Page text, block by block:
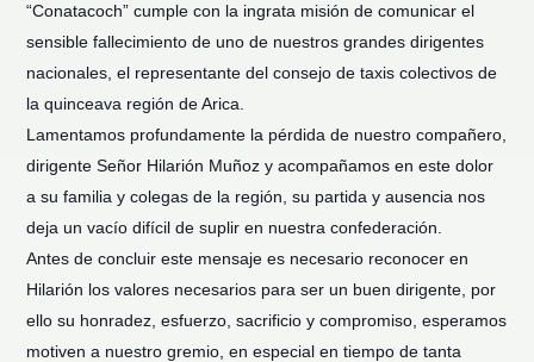
“Conatacoch” cumple con la ingrata misión de comunicar el
sensible fallecimiento de uno de nuestros grandes dirigentes
nacionales, el representante del consejo de taxis colectivos de
la quinceava región de Arica.
Lamentamos profundamente la pérdida de nuestro compañero,
dirigente Señor Hilarión Muñoz y acompañamos en este dolor
a su familia y colegas de la región, su partida y ausencia nos
deja un vacío difícil de suplir en nuestra confederación.
Antes de concluir este mensaje es necesario reconocer en
Hilarión los valores necesarios para ser un buen dirigente, por
ello su honradez, esfuerzo, sacrificio y compromiso, esperamos
motiven a nuestro gremio, en especial en tiempo de tanta